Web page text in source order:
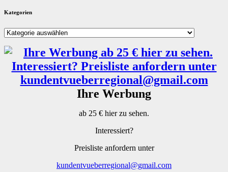
Kategorien
Kategorien
Ihre Werbung
ab 25 € hier zu sehen.
Interessiert?
Preisliste anfordern unter
kundentvueberregional@gmail.com